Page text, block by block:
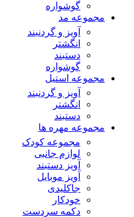
گوشواره
مجموعه مد
آویز و گردنبند
انگشتر
دستبند
گوشواره
مجموعه استیل
آویز و گردنبند
انگشتر
دستبند
مجموعه مهره ها
مجموعه کودک
لوازم جانبی
آویز دستبند
آویز موبایل
جاکلیدی
خودکار
دکمه سردست